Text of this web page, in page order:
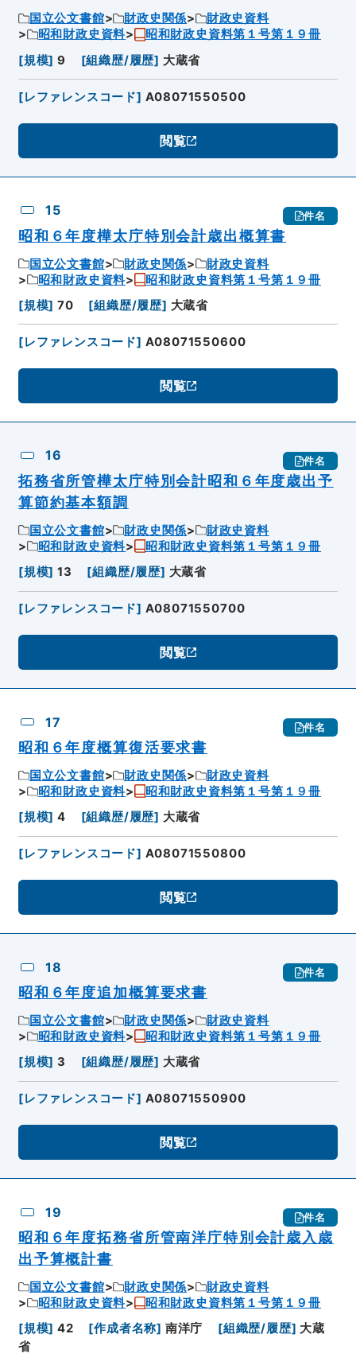
国立公文書館 財政史関係
財政史資料
昭和財政史資料
昭和財政史資料第１号第１９冊
[規模] 9 [組織歴/履歴] 大蔵省
[レファレンスコード] A08071550500
閲覧
15 件名
昭和６年度樺太庁特別会計歳出概算書
国立公文書館 財政史関係
財政史資料
昭和財政史資料
昭和財政史資料第１号第１９冊
[規模] 70 [組織歴/履歴] 大蔵省
[レファレンスコード] A08071550600
閲覧
16 件名
拓務省所管樺太庁特別会計昭和６年度歳出予
算節約基本額調
国立公文書館 財政史関係
財政史資料
昭和財政史資料
昭和財政史資料第１号第１９冊
[規模] 13 [組織歴/履歴] 大蔵省
[レファレンスコード] A08071550700
閲覧
17 件名
昭和６年度概算復活要求書
国立公文書館 財政史関係
財政史資料
昭和財政史資料
昭和財政史資料第１号第１９冊
[規模] 4 [組織歴/履歴] 大蔵省
[レファレンスコード] A08071550800
閲覧
18 件名
昭和６年度追加概算要求書
国立公文書館 財政史関係
財政史資料
昭和財政史資料
昭和財政史資料第１号第１９冊
[規模] 3 [組織歴/履歴] 大蔵省
[レファレンスコード] A08071550900
閲覧
19 件名
昭和６年度拓務省所管南洋庁特別会計歳入歳
出予算概計書
国立公文書館 財政史関係
財政史資料
昭和財政史資料
昭和財政史資料第１号第１９冊
[規模] 42 [作成者名称] 南洋庁 [組織歴/履歴] 大蔵
省